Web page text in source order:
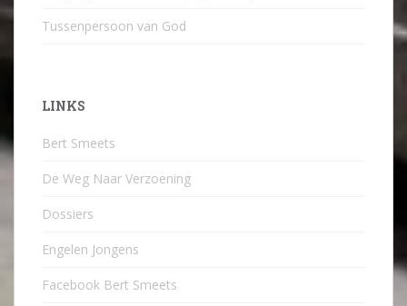
Tussenpersoon van God
LINKS
Bert Smeets
De Weg Naar Verzoening
Dossiers
Engelen Jongens
Facebook Bert Smeets